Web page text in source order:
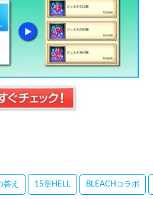
答え 15章HELL BLEACHコラボ